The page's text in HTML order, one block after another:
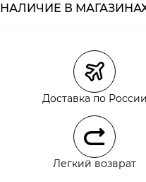
Курьерская доставка
Самовывоз из пункта
Самовывоз из наших
Курьерская доставка
Самовывоз из пункта
НАЛИЧИЕ В
Доставка по России
Легкий возврат